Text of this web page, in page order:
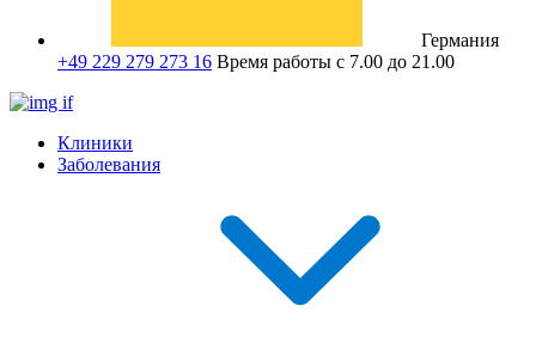
Германия
+49 229 279 273 16 Время работы с 7.00 до 21.00
Клиники
Заболевания